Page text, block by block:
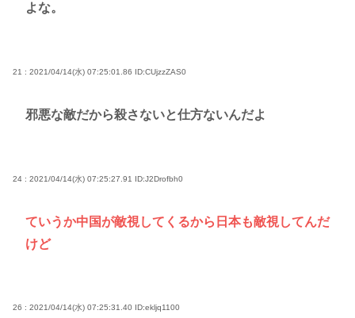
よな。
21 : 2021/04/14(水) 07:25:01.86 ID:CUjzzZAS0
邪悪な敵だから殺さないと仕方ないんだよ
24 : 2021/04/14(水) 07:25:27.91 ID:J2Drofbh0
ていうか中国が敵視してくるから日本も敵視してんだ
けど
26 : 2021/04/14(水) 07:25:31.40 ID:ekljq1100